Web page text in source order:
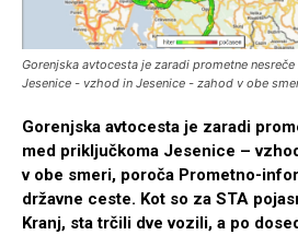
Gorenjska avtocesta je zaradi prometne
Jesenice - vzhod in Jesenice - zahod v obe
Gorenjska avtocesta je zaradi
med priključkoma Jesenice –
v obe smeri, poroča Prometno-
državne ceste. Kot so za STA
Kranj, sta trčili dve vozili, a po